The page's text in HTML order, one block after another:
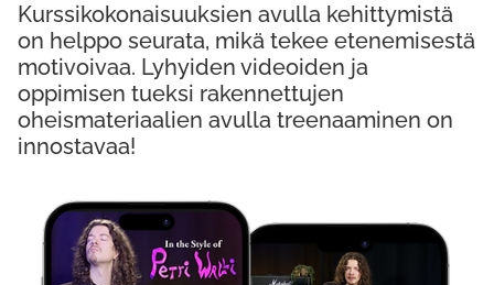
Kurssikokonaisuuksien avulla kehittymistä
on helppo seurata, mikä tekee etenemisestä
motivoivaa. Lyhyiden videoiden ja
oppimisen tueksi rakennettujen
oheismateriaalien avulla treenaaminen on
innostavaa!